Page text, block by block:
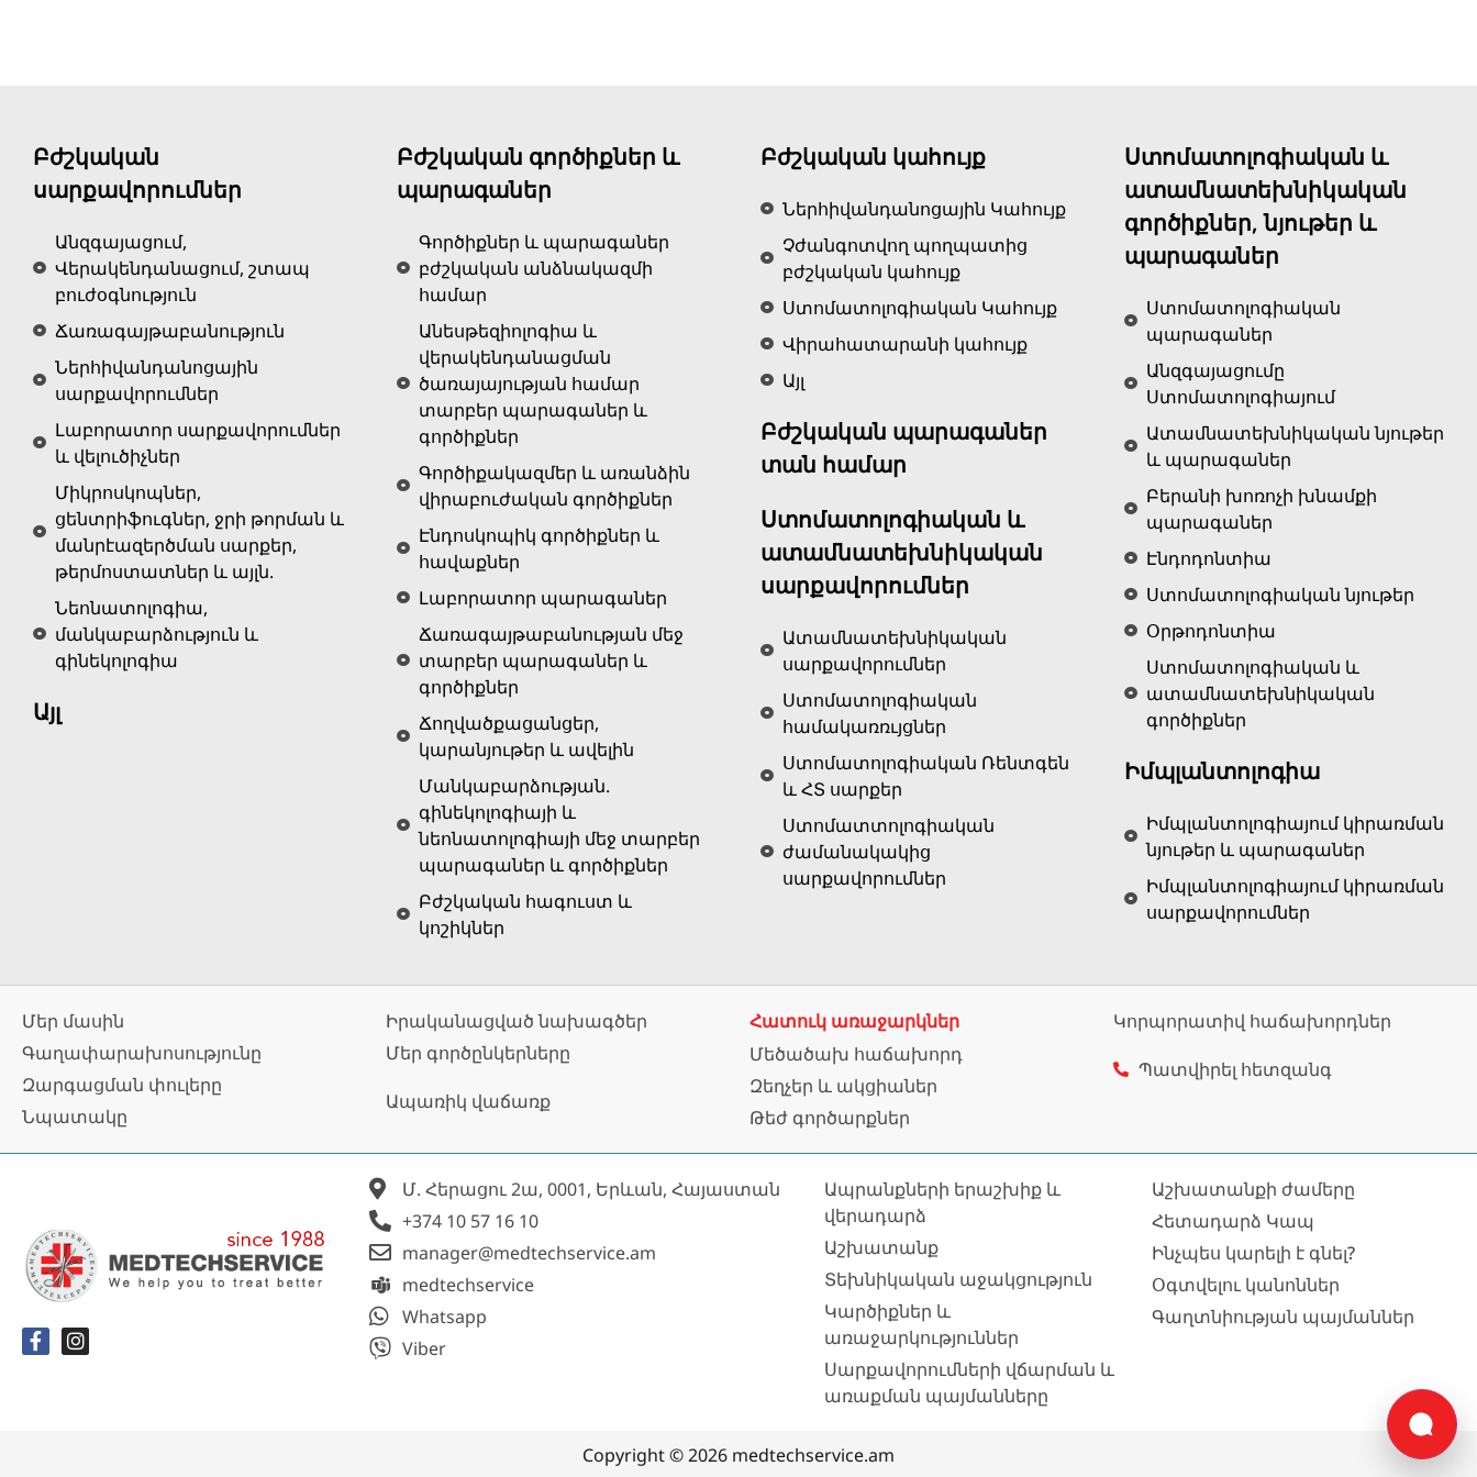
Բժշկական
սարքավորումներ
Անզգայացում,
Վերակենդանացում, շտապ
բուժօգնություն
Ճառագայթաբանություն
Ներհիվանդանոցային
սարքավորումներ
Լաբորատոր սարքավորումներ
և վելուծիչներ
Միկրոսկոպներ,
ցենտրիֆուգներ, ջրի թորման և
մանրէազերծման սարքեր,
թերմոստատներ և այլն.
Նեոնատոլոգիա,
մանկաբարձություն և
գինեկոլոգիա
Այլ
Բժշկական գործիքներ և
պարագաներ
Գործիքներ և պարագաներ
բժշկական անձնակազմի
համար
Անեսթեզիոլոգիա և
վերակենդանացման
ծառայայության համար
տարբեր պարագաներ և
գործիքներ
Գործիքակազմեր և առանձին
վիրաբուժական գործիքներ
Էնդոսկոպիկ գործիքներ և
հավաքներ
Լաբորատոր պարագաներ
Ճառագայթաբանության մեջ
տարբեր պարագաներ և
գործիքներ
Ճողվածքացանցեր,
կարանյութեր և ավելին
Մանկաբարձության.
գինեկոլոգիայի և
նեոնատոլոգիայի մեջ տարբեր
պարագաներ և գործիքներ
Բժշկական հագուստ և
կոշիկներ
Բժշկական կահույք
Ներհիվանդանոցային Կահույք
Չժանգոտվող պողպատից
բժշկական կահույք
Ստոմատոլոգիական Կահույք
Վիրահատարանի կահույք
Այլ
Բժշկական պարագաներ
տան համար
Ստոմատոլոգիական և
ատամնատեխնիկական
սարքավորումներ
Ատամնատեխնիկական
սարքավորումներ
Ստոմատոլոգիական
համակառռւյցներ
Ստոմատոլոգիական Ռենտգեն
և ՀՏ սարքեր
Ստոմատտոլոգիական
ժամանակակից
սարքավորումներ
Ստոմատոլոգիական և
ատամնատեխնիկական
գործիքներ, նյութեր և
պարագաներ
Ստոմատոլոգիական
պարագաներ
Անզգայացումը
Ստոմատոլոգիայում
Ատամնատեխնիկական նյութեր
և պարագաներ
Բերանի խոռոչի խնամքի
պարագաներ
Էնդոդոնտիա
Ստոմատոլոգիական նյութեր
Օրթոդոնտիա
Ստոմատոլոգիական և
ատամնատեխնիկական
գործիքներ
Իմպլանտոլոգիա
Իմպլանտոլոգիայում կիրառման
նյութեր և պարագաներ
Իմպլանտոլոգիայում կիրառման
սարքավորումներ
Մեր մասին
Գաղափարախոսությունը
Զարգացման փուլերը
Նպատակը
Իրականացված նախագծեր
Մեր գործընկերները
Ապառիկ վաճառք
Հատուկ առաջարկներ
Մեծածախ հաճախորդ
Զեղչեր և ակցիաներ
Թեժ գործարքներ
Կորպորատիվ հաճախորդներ
Պատվիրել հետզանգ
Մ. Հերացու 2ա, 0001, Երևան, Հայաստան
+374 10 57 16 10
manager@medtechservice.am
medtechservice
Whatsapp
Viber
Ապրանքների երաշխիք և
վերադարձ
Աշխատանք
Տեխնիկական աջակցություն
Կարծիքներ և
առաջարկություններ
Սարքավորումների վճարման և
առաքման պայմանները
Աշխատանքի ժամերը
Հետադարձ Կապ
Ինչպես կարելի է գնել?
Օգտվելու կանոններ
Գաղտնիության պայմաններ
Copyright © 2026 medtechservice.am